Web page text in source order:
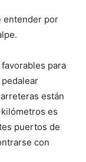
entender por
para
están
es
puertos de
con